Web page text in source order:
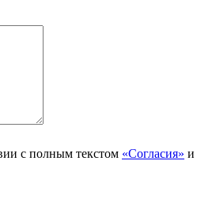
с полным текстом «Согласия» и